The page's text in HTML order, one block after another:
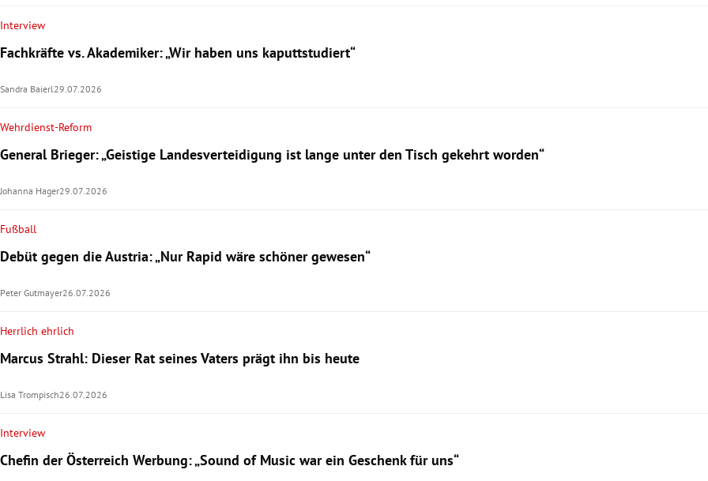
Interview
Fachkräfte vs. Akademiker: „Wir haben uns kaputtstudiert“
Sandra Baierl29.07.2026
Wehrdienst-Reform
General Brieger: „Geistige Landesverteidigung ist lange unter den Tisch gekehrt worden“
Johanna Hager29.07.2026
Fußball
Debüt gegen die Austria: „Nur Rapid wäre schöner gewesen“
Peter Gutmayer26.07.2026
Herrlich ehrlich
Marcus Strahl: Dieser Rat seines Vaters prägt ihn bis heute
Lisa Trompisch26.07.2026
Interview
Chefin der Österreich Werbung: „Sound of Music war ein Geschenk für uns“